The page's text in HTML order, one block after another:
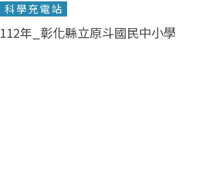
科學充電站
112年_彰化縣立原斗國民中小學